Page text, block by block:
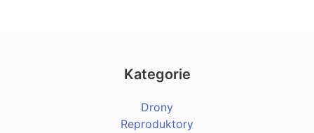
Kategorie
Drony
Reproduktory